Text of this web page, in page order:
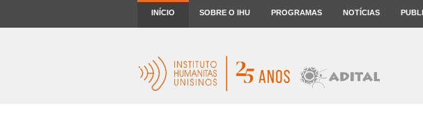
INÍCIO SOBRE O IHU PROGRAMAS NOTÍCIAS